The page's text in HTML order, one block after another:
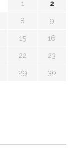
1
2
8
9
15
16
22
23
29
30